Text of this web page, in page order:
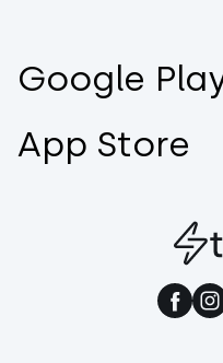
Google
App Store